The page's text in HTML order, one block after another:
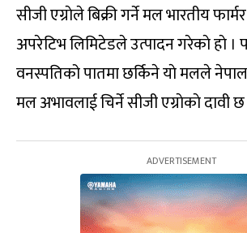
सीजी एग्राेले बिक्री गर्ने मल भारतीय
अपरेटिभ लिमिटेडले उत्पादन गरेकाे हाे ।
वनस्पतिको पातमा छर्किने याे मलले
मल अभावलाई चिर्ने सीजी एग्राेकाे दावी छ